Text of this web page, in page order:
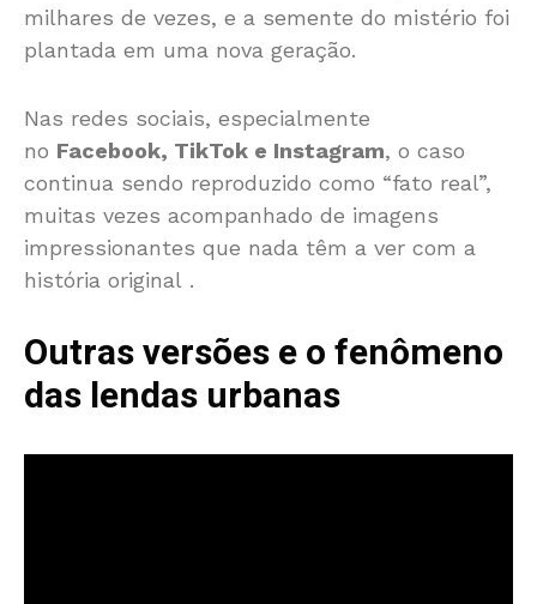
milhares de vezes, e a semente do mistério foi
plantada em uma nova geração.
Nas redes sociais, especialmente
no Facebook, TikTok e Instagram, o caso
continua sendo reproduzido como “fato real”,
muitas vezes acompanhado de imagens
impressionantes que nada têm a ver com a
história original .
Outras versões e o fenômeno
das lendas urbanas